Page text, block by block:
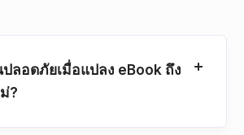
ลอดภัยเมื่อแปลง eBook ถึง
?